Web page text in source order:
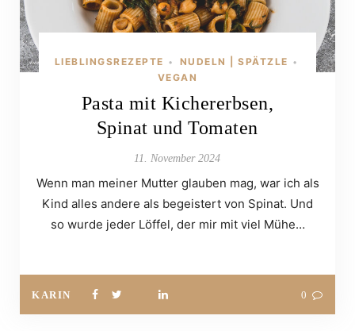
LIEBLINGSREZEPTE • NUDELN | SPÄTZLE •
VEGAN
Pasta mit Kichererbsen,
Spinat und Tomaten
11. November 2024
Wenn man meiner Mutter glauben mag, war ich als
Kind alles andere als begeistert von Spinat. Und
so wurde jeder Löffel, der mir mit viel Mühe…
KARIN 0